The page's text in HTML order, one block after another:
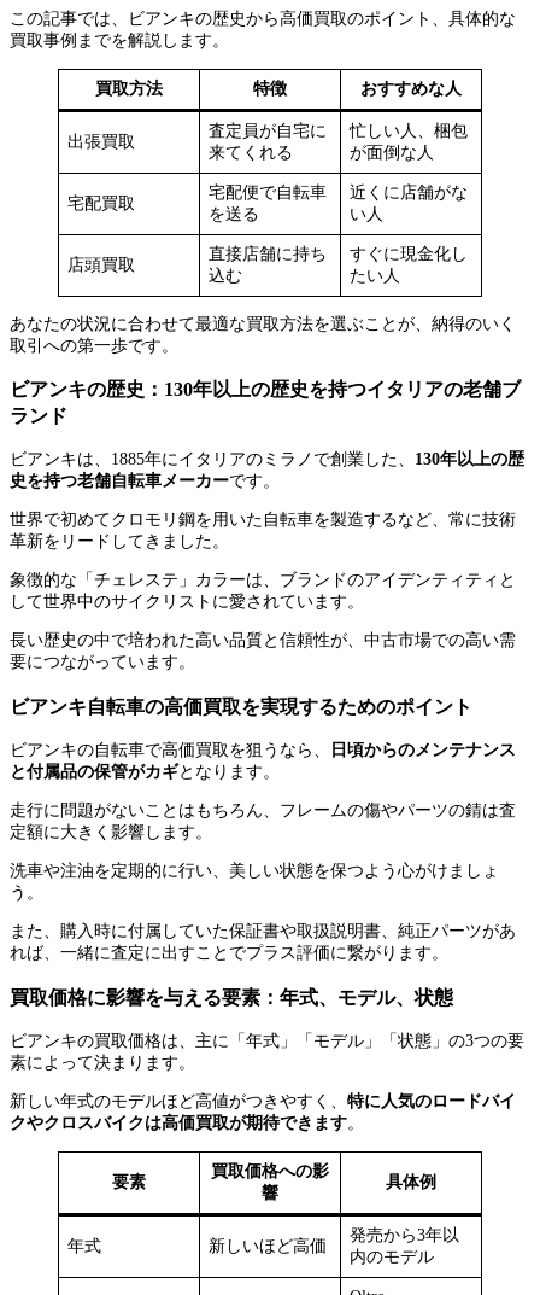
この記事では、ビアンキの歴史から高価買取のポイント、具体的な
買取事例までを解説します。
買取方法 特徴 おすすめな人
出張買取
査定員が自宅に
来てくれる
忙しい人、梱包
が面倒な人
宅配買取
宅配便で自転車
を送る
近くに店舗がな
い人
店頭買取
直接店舗に持ち
込む
すぐに現金化し
たい人
あなたの状況に合わせて最適な買取方法を選ぶことが、納得のいく
取引への第一歩です。
ビアンキの歴史：130年以上の歴史を持つイタリアの老舗ブ
ランド
ビアンキは、1885年にイタリアのミラノで創業した、 130年以上の歴
史を持つ老舗自転車メーカーです。
世界で初めてクロモリ鋼を用いた自転車を製造するなど、常に技術
革新をリードしてきました。
象徴的な「チェレステ」カラーは、ブランドのアイデンティティと
して世界中のサイクリストに愛されています。
長い歴史の中で培われた高い品質と信頼性が、中古市場での高い需
要につながっています。
ビアンキ自転車の高価買取を実現するためのポイント
ビアンキの自転車で高価買取を狙うなら、
日頃からのメンテナンス
と付属品の保管がカギとなります。
走行に問題がないことはもちろん、フレームの傷やパーツの錆は査
定額に大きく影響します。
洗車や注油を定期的に行い、美しい状態を保つよう心がけましょ
う。
また、購入時に付属していた保証書や取扱説明書、純正パーツがあ
れば、一緒に査定に出すことでプラス評価に繋がります。
買取価格に影響を与える要素：年式、モデル、状態
ビアンキの買取価格は、主に「年式」「モデル」「状態」の3つの要
素によって決まります。
新しい年式のモデルほど高値がつきやすく、 特に人気のロードバイ
クやクロスバイクは高価買取が期待できます。
要素
買取価格への影
響
具体例
年式 新しいほど高価
発売から3年以
内のモデル